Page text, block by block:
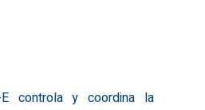
controla y coordina la